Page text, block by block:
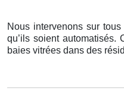
Nous intervenons sur
qu’ils soient
baies vitrées dans des